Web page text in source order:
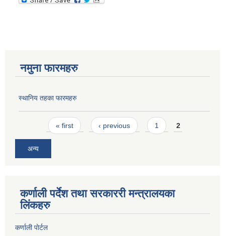
नमुना फारमहरु
स्थानिय तहका फारमहरु
Pages« first ‹ previous 1 2
अन्य
कर्णाली पर्देश तथा सरकाररी मन्त्रालयका
लिंकहरु
कर्णाली पाेर्टल